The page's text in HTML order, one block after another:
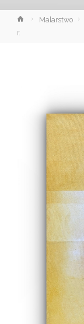
StronaMalarstwo
r.